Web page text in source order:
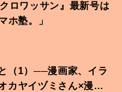
ロワッサン』最新号は
ホ塾。」
（1）──漫画家、イラ
カヤイヅミさん×漫画